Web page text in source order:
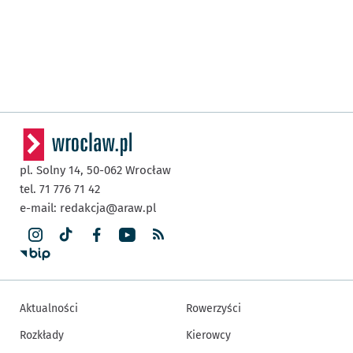
pl. Solny 14, 50-062 Wrocław
tel. 71 776 71 42
e-mail: redakcja@araw.pl
Aktualności
Rozkłady
Rowerzyści
Kierowcy